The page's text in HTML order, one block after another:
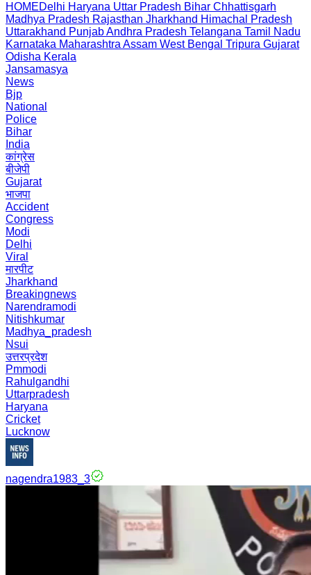
HOMEDelhi Haryana Uttar Pradesh Bihar Chhattisgarh
Madhya Pradesh Rajasthan Jharkhand Himachal Pradesh
Uttarakhand PunjabAndhra Pradesh Telangana Tamil Nadu
Karnataka Maharashtra Assam West Bengal Tripura Gujarat
Odisha Kerala
Jansamasya
News
Bjp
National
Police
Bihar
India
कांग्रेस
बीजेपी
Gujarat
भाजपा
Accident
Congress
Modi
Delhi
Viral
मारपीट
Jharkhand
Breakingnews
Narendramodi
Nitishkumar
Madhya_pradesh
Nsui
उत्तरप्रदेश
Pmmodi
Rahulgandhi
Uttarpradesh
Haryana
Cricket
Lucknow
nagendra1983_3